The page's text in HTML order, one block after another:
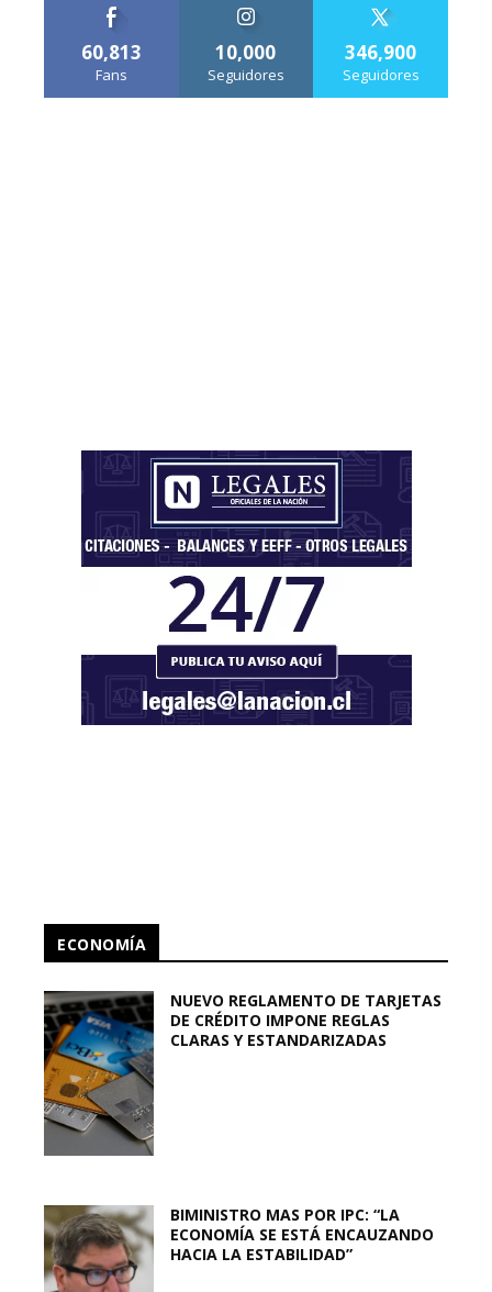
60,813
Fans
10,000
Seguidores
346,900
Seguidores
ECONOMÍA
NUEVO REGLAMENTO DE TARJETAS
DE CRÉDITO IMPONE REGLAS
CLARAS Y ESTANDARIZADAS
BIMINISTRO MAS POR IPC: “LA
ECONOMÍA SE ESTÁ ENCAUZANDO
HACIA LA ESTABILIDAD”